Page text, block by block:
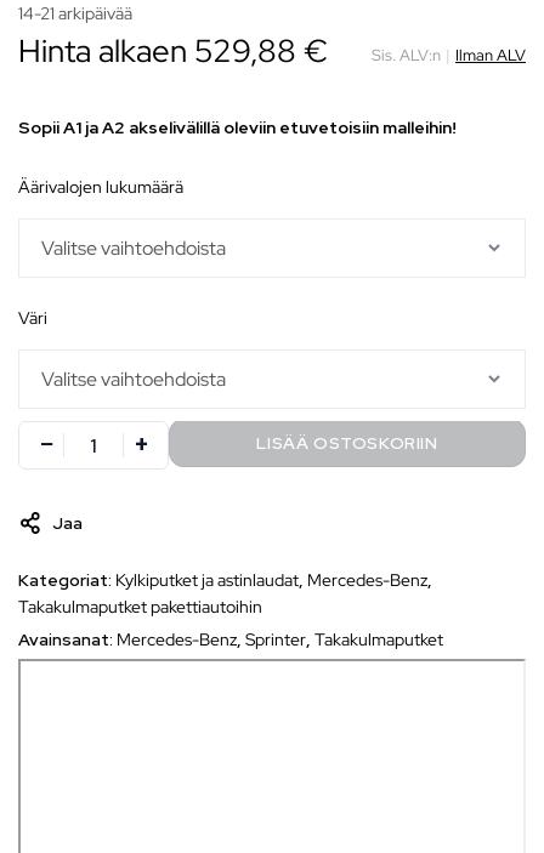
14-21 arkipäivää
Hinta alkaen 529,88 € Sis. ALV:n | Ilman ALV
Sopii A1 ja A2 akselivälillä oleviin etuvetoisiin malleihin!
äärivalojen lukumäärä
väri
LISÄÄ OSTOSKORIIN
Jaa
Kategoriat: Kylkiputket ja astinlaudat, Mercedes-Benz,
Takakulmaputket pakettiautoihin
Avainsanat: Mercedes-Benz, Sprinter, Takakulmaputket